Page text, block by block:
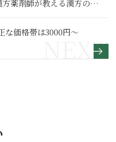
薬剤師が教える漢方のキ
な価格帯は3000円～